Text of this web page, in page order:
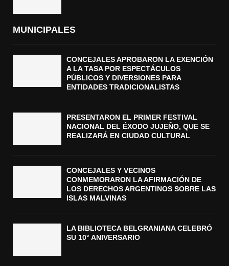
MUNICIPALES
CONCEJALES APROBARON LA EXENCIÓN
A LA TASA POR ESPECTÁCULOS
PÚBLICOS Y DIVERSIONES PARA
ENTIDADES TRADICIONALISTAS
PRESENTARON EL PRIMER FESTIVAL
NACIONAL DEL ÉXODO JUJEÑO, QUE SE
REALIZARÁ EN CIUDAD CULTURAL
CONCEJALES Y VECINOS
CONMEMORARON LA AFIRMACIÓN DE
LOS DERECHOS ARGENTINOS SOBRE LAS
ISLAS MALVINAS
LA BIBLIOTECA BELGRANIANA CELEBRÓ
SU 10° ANIVERSARIO